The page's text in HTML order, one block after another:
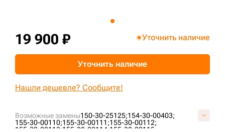
Возможные замены150-30-25125;154-30-00403;
155-30-00110;155-30-00111;155-30-00112;
155-30-00113;155-30-00114;155-30-00115;
19 900 ₽ Уточнить наличие
Уточнить наличие
Нашли дешевле? Сообщите!